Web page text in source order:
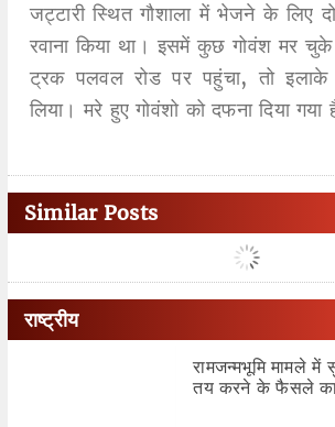
जट्टारी स्थित गौशाला में भेजने के लिए
रवाना किया था। इसमें कुछ गोवंश मर
ट्रक पलवल रोड पर पहुंचा, तो
लिया। मरे हुए गोवंशो को दफना दिया गया
Similar Posts
राष्ट्रीय
रामजन्मभूमि मामले में
तय करने के फैसले